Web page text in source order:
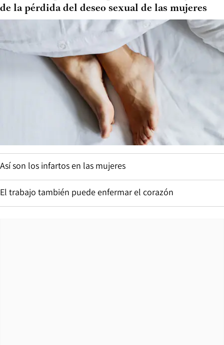
de la pérdida del deseo sexual de las mujeres
Así son los infartos en las mujeres
El trabajo también puede enfermar el corazón